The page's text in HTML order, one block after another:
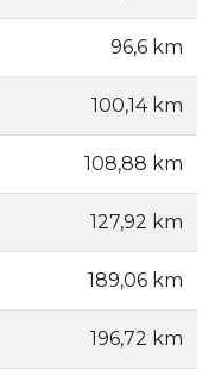
96,6 km
100,14 km
108,88 km
127,92 km
189,06 km
196,72 km